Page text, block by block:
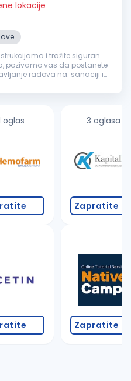
lokacije
i tražite siguran
pozivamo vas da postanete
radova na: sanaciji i
oglas 3 oglasa
Zapratite
Zapratite